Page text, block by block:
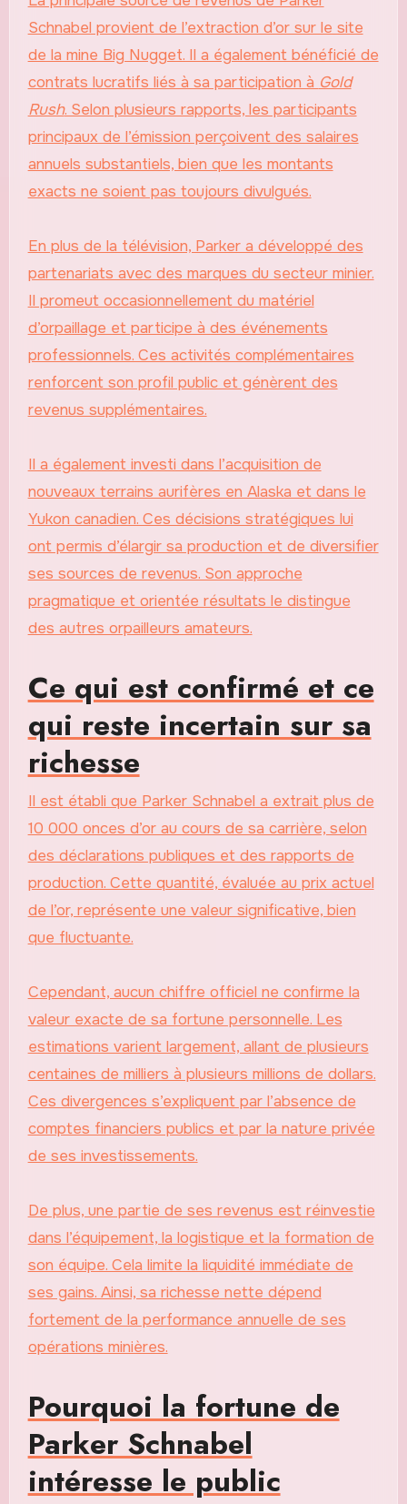
Schnabel provient de l’extraction d’or sur le site
de la mine Big Nugget. Il a également bénéficié de
contrats lucratifs liés à sa participation à Gold
Rush. Selon plusieurs rapports, les participants
principaux de l’émission perçoivent des salaires
annuels substantiels, bien que les montants
exacts ne soient pas toujours divulgués.
En plus de la télévision, Parker a développé des
partenariats avec des marques du secteur minier.
Il promeut occasionnellement du matériel
d’orpaillage et participe à des événements
professionnels. Ces activités complémentaires
renforcent son profil public et génèrent des
revenus supplémentaires.
Il a également investi dans l’acquisition de
nouveaux terrains aurifères en Alaska et dans le
Yukon canadien. Ces décisions stratégiques lui
ont permis d’élargir sa production et de diversifier
ses sources de revenus. Son approche
pragmatique et orientée résultats le distingue
des autres orpailleurs amateurs.
Ce qui est confirmé et ce
qui reste incertain sur sa
richesse
Il est établi que Parker Schnabel a extrait plus de
10 000 onces d’or au cours de sa carrière, selon
des déclarations publiques et des rapports de
production. Cette quantité, évaluée au prix actuel
de l’or, représente une valeur significative, bien
que fluctuante.
Cependant, aucun chiffre officiel ne confirme la
valeur exacte de sa fortune personnelle. Les
estimations varient largement, allant de plusieurs
centaines de milliers à plusieurs millions de dollars.
Ces divergences s’expliquent par l’absence de
comptes financiers publics et par la nature privée
de ses investissements.
De plus, une partie de ses revenus est réinvestie
dans l’équipement, la logistique et la formation de
son équipe. Cela limite la liquidité immédiate de
ses gains. Ainsi, sa richesse nette dépend
fortement de la performance annuelle de ses
opérations minières.
Pourquoi la fortune de
Parker Schnabel
intéresse le public